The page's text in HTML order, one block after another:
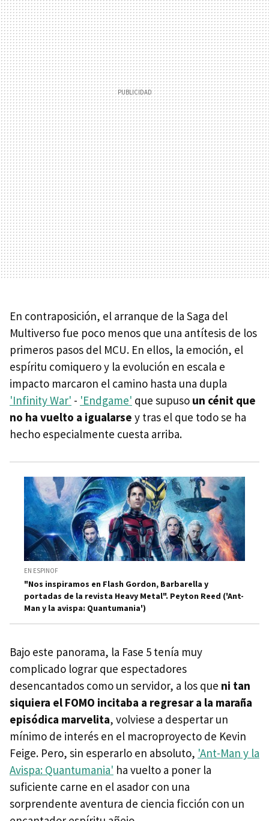
En contraposición, el arranque de la Saga del
Multiverso fue poco menos que una antítesis de los
primeros pasos del MCU. En ellos, la emoción, el
espíritu comiquero y la evolución en escala e
impacto marcaron el camino hasta una dupla
'Infinity War' - 'Endgame' que supuso un cénit que
no ha vuelto a igualarse y tras el que todo se ha
hecho especialmente cuesta arriba.
EN ESPINOF
"Nos inspiramos en Flash Gordon, Barbarella y
portadas de la revista Heavy Metal". Peyton Reed ('Ant-
Man y la avispa: Quantumania')
Bajo este panorama, la Fase 5 tenía muy
complicado lograr que espectadores
desencantados como un servidor, a los que ni tan
siquiera el FOMO incitaba a regresar a la maraña
episódica marvelita, volviese a despertar un
mínimo de interés en el macroproyecto de Kevin
Feige. Pero, sin esperarlo en absoluto, 'Ant-Man y la
Avispa: Quantumania' ha vuelto a poner la
suficiente carne en el asador con una
sorprendente aventura de ciencia ficción con un